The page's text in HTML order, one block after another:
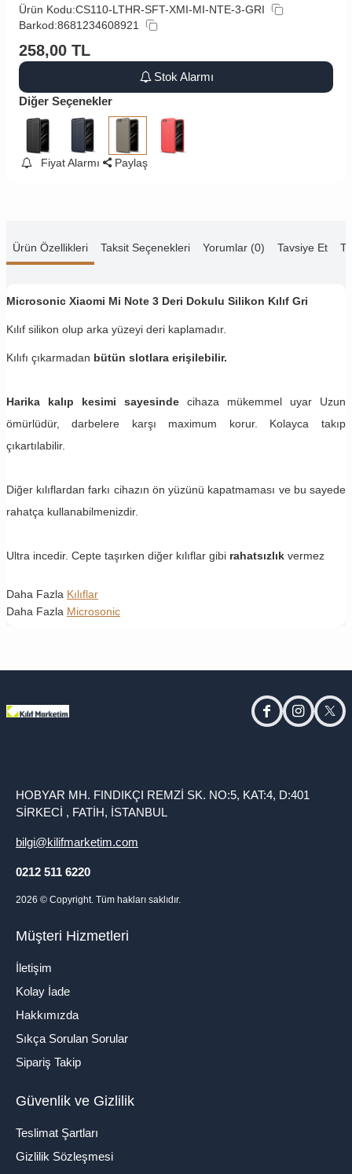
Ürün Kodu:CS110-LTHR-SFT-XMI-MI-NTE-3-GRI
Barkod:8681234608921
258,00 TL
Stok Alarmı
Diğer Seçenekler
Fiyat Alarmı Paylaş
Ürün Özellikleri Taksit Seçenekleri Yorumlar (0) Tavsiye Et
Microsonic Xiaomi Mi Note 3 Deri Dokulu Silikon Kılıf Gri
Kılıf silikon olup arka yüzeyi deri kaplamadır.
Kılıfı çıkarmadan bütün slotlara erişilebilir.
Harika kalıp kesimi sayesindecihaza mükemmel uyar Uzun
ömürlüdür, darbelere karşı maximum korur. Kolayca takıp
çıkartılabilir.
Diğer kılıflardan farkı cihazın ön yüzünü kapatmaması ve bu sayede
rahatça kullanabilmenizdir.
Ultra incedir. Cepte taşırken diğer kılıflar gibi rahatsızlık vermez
Daha Fazla Kılıflar
Daha Fazla Microsonic
facebookinstagram
HOBYAR MH. FINDIKÇI REMZİ SK. NO:5, KAT:4, D:401
SİRKECİ , FATİH, İSTANBUL
bilgi@kilifmarketim.com
0212 511 6220
2026 © Copyright. Tüm hakları saklıdır.
Müşteri Hizmetleri
İletişim
Kolay İade
Hakkımızda
Sıkça Sorulan Sorular
Sipariş Takip
Güvenlik ve Gizlilik
Teslimat Şartları
Gizlilik Sözleşmesi